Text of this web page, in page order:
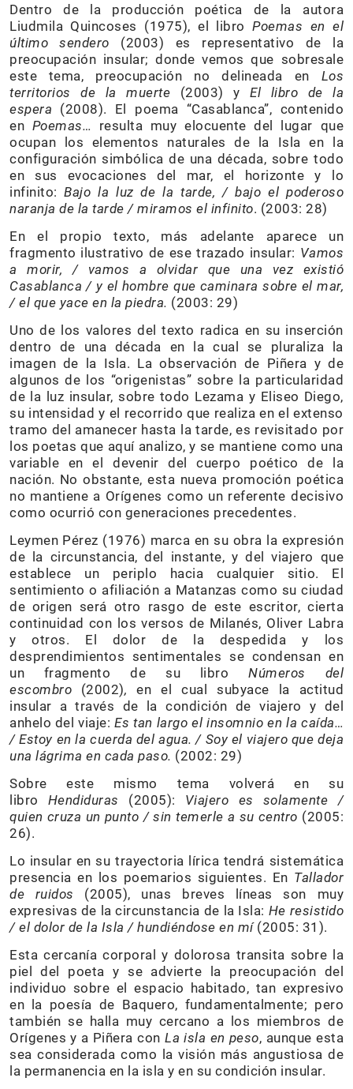
Dentro de la producción poética de la autora
Liudmila Quincoses (1975), el libroPoemas en el
último sendero (2003) es representativo de la
preocupación insular; donde vemos que sobresale
este tema, preocupación no delineada en Los
territorios de la muerte (2003) y El libro de la
espera (2008). El poema “Casablanca”, contenido
en Poemas… resulta muy elocuente del lugar que
ocupan los elementos naturales de la Isla en la
configuración simbólica de una década, sobre todo
en sus evocaciones del mar, el horizonte y lo
infinito:Bajo la luz de la tarde, / bajo el poderoso
naranja de la tarde / miramos el infinito. (2003: 28)
En el propio texto, más adelante aparece un
fragmento ilustrativo de ese trazado insular: Vamos
a morir, / vamos a olvidar que una vez existió
Casablanca / y el hombre que caminara sobre el mar,
/ el que yace en la piedra. (2003: 29)
Uno de los valores del texto radica en su inserción
dentro de una década en la cual se pluraliza la
imagen de la Isla. La observación de Piñera y de
algunos de los “origenistas” sobre la particularidad
de la luz insular, sobre todo Lezama y Eliseo Diego,
su intensidad y el recorrido que realiza en el extenso
tramo del amanecer hasta la tarde, es revisitado por
los poetas que aquí analizo, y se mantiene como una
variable en el devenir del cuerpo poético de la
nación. No obstante, esta nueva promoción poética
no mantiene a Orígenes como un referente decisivo
como ocurrió con generaciones precedentes.
Leymen Pérez (1976) marca en su obra la expresión
de la circunstancia, del instante, y del viajero que
establece un periplo hacia cualquier sitio. El
sentimiento o afiliación a Matanzas como su ciudad
de origen será otro rasgo de este escritor, cierta
continuidad con los versos de Milanés, Oliver Labra
y otros. El dolor de la despedida y los
desprendimientos sentimentales se condensan en
un fragmento de su libroNúmeros del
escombro (2002),en el cual subyace la actitud
insular a través de la condición de viajero y del
anhelo del viaje:Es tan largo el insomnio en la caída…
/ Estoy en la cuerda del agua. / Soy el viajero que deja
una lágrima en cada paso. (2002: 29)
Sobre este mismo tema volverá en su
libro Hendiduras (2005): Viajero es solamente /
quien cruza un punto / sin temerle a su centro (2005:
26).
Lo insular en su trayectoria lírica tendrá sistemática
presencia en los poemarios siguientes. En Tallador
de ruidos (2005), unas breves líneas son muy
expresivas de la circunstancia de la Isla: He resistido
/ el dolor de la Isla / hundiéndose en mí (2005: 31).
Esta cercanía corporal y dolorosa transita sobre la
piel del poeta y se advierte la preocupación del
individuo sobre el espacio habitado, tan expresivo
en la poesía de Baquero, fundamentalmente; pero
también se halla muy cercano a los miembros de
Orígenes y a Piñera con La isla en peso, aunque esta
sea considerada como la visión más angustiosa de
la permanencia en la isla y en su condición insular.